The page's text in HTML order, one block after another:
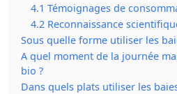
4.1 Témoignages de
4.2 Reconnaissance
Sous quelle forme utiliser les
A quel moment de la journée
bio ?
Dans quels plats utiliser les